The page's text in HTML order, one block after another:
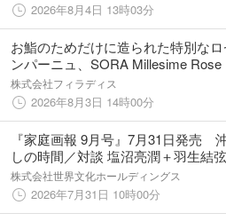
2026年8月4日 13時03分
お鮨のためだけに造られた特別な
ンパーニュ、SORA Millesime Rose
ミレジム・ロゼ）8月3日（月）発売
株式会社フィラディス
2026年8月3日 14時00分
『家庭画報 9月号』7月31日発売
しの時間／対談 塩沼亮潤＋羽生結
る暮らし／新しい”鮨の聖地”へほか
株式会社世界文化ホールディングス
2026年7月31日 10時00分